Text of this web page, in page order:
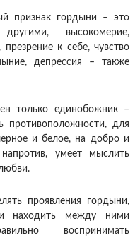
признак гордыни – это
высокомерие,
к себе, чувство
депрессия – также
только единобожник –
противоположности, для
и белое, на добро и
умеет мыслить
проявления гордыни,
и находить между ними
воспринимать